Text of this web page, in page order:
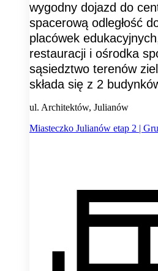
wygodny dojazd do
spacerową odległość
placówek
restauracji i ośrodka
sąsiedztwo terenów
składa się z 2
ul. Architektów, Julianów
Miasteczko Julianów etap 2 |